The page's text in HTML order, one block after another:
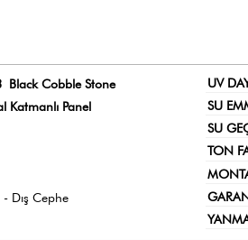
Black Cobble Stone UV
Katmanlı Panel SU
SU
TON
Dış Cephe